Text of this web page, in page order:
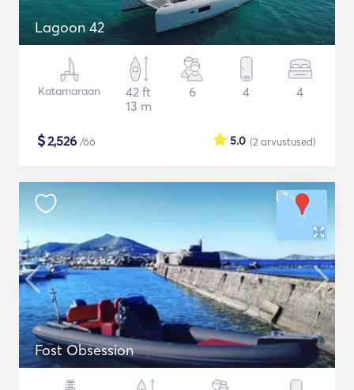
Lagoon 42
Katamaraan
42 ft
13 m
6 4 4
$2,526 /öö (2 arvustused)
5.0
Fost Obsession